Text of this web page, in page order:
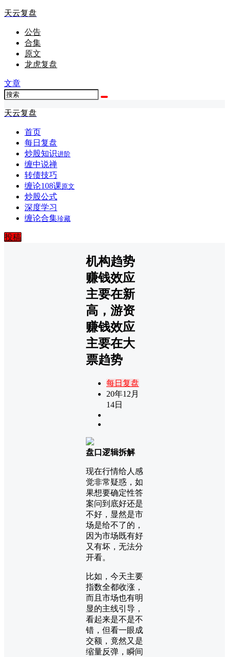
天云复盘
公告
合集
原文
龙虎复盘
文章
天云复盘
首页
每日复盘
炒股知识进阶
缠中说禅
转债技巧
缠论108课原文
炒股公式
深度学习
缠论合集珍藏
投稿
机构趋势
赚钱效应
主要在新
高，游资
赚钱效应
主要在大
票趋势
每日复盘
20年12月
14日
盘口逻辑拆解
现在行情给人感
觉非常疑惑，如
果想要确定性答
案问到底好还是
不好，显然是市
场是给不了的，
因为市场既有好
又有坏，无法分
开看。
比如，今天主要
指数全都收涨，
而且市场也有明
显的主线引导，
看起来是不是不
错，但看一眼成
交额，竟然又是
缩量反弹，瞬间